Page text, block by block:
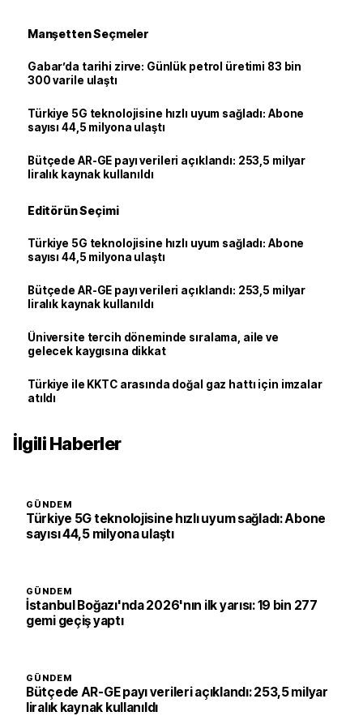
Manşetten Seçmeler
Gabar’da tarihi zirve: Günlük petrol üretimi 83 bin
300 varile ulaştı
Türkiye 5G teknolojisine hızlı uyum sağladı: Abone
sayısı 44,5 milyona ulaştı
Bütçede AR-GE payı verileri açıklandı: 253,5 milyar
liralık kaynak kullanıldı
Editörün Seçimi
Türkiye 5G teknolojisine hızlı uyum sağladı: Abone
sayısı 44,5 milyona ulaştı
Bütçede AR-GE payı verileri açıklandı: 253,5 milyar
liralık kaynak kullanıldı
Üniversite tercih döneminde sıralama, aile ve
gelecek kaygısına dikkat
Türkiye ile KKTC arasında doğal gaz hattı için imzalar
atıldı
İlgili Haberler
GÜNDEM
Türkiye 5G teknolojisine hızlı uyum sağladı: Abone
sayısı 44,5 milyona ulaştı
GÜNDEM
İstanbul Boğazı'nda 2026'nın ilk yarısı: 19 bin 277
gemi geçiş yaptı
GÜNDEM
Bütçede AR-GE payı verileri açıklandı: 253,5 milyar
liralık kaynak kullanıldı